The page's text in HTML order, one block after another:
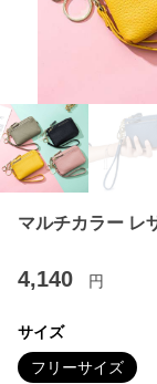
マルチカラー レ
4,140 円
サイズ
フリーサイズ